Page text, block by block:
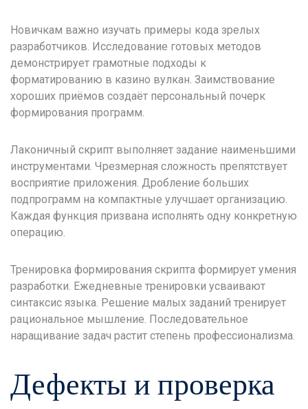
Новичкам важно изучать примеры кода зрелых
разработчиков. Исследование готовых методов
демонстрирует грамотные подходы к
форматированию в казино вулкан. Заимствование
хороших приёмов создаёт персональный почерк
формирования программ.
Лаконичный скрипт выполняет задание наименьшими
инструментами. Чрезмерная сложность препятствует
восприятие приложения. Дробление больших
подпрограмм на компактные улучшает организацию.
Каждая функция призвана исполнять одну конкретную
операцию.
Тренировка формирования скрипта формирует умения
разработки. Ежедневные тренировки усваивают
синтаксис языка. Решение малых заданий тренирует
рациональное мышление. Последовательное
наращивание задач растит степень профессионализма.
Дефекты и проверка